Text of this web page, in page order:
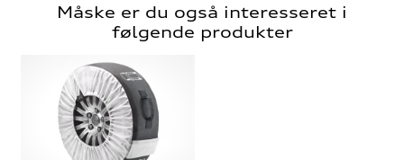
Måske er du også interesseret i
følgende produkter